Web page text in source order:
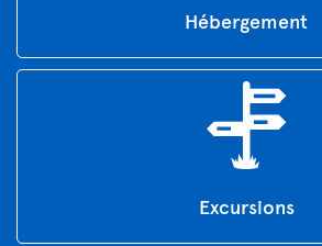
Hébergement
Excursions